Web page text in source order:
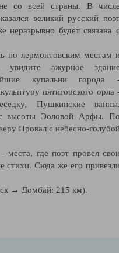
со всей страны. В
великий русский
будет связана
по лермонтовским местам
увидите ажурное
купальни города
пятигорского орла
Пушкинские
с высоты Эоловой Арфы.
Провал с небесно-
- места, где поэт провел
стихи. Сюда же его
→ Домбай: 215 км).